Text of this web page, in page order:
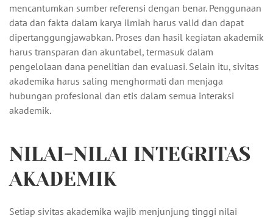
mencantumkan sumber referensi dengan benar. Penggunaan
data dan fakta dalam karya ilmiah harus valid dan dapat
dipertanggungjawabkan. Proses dan hasil kegiatan akademik
harus transparan dan akuntabel, termasuk dalam
pengelolaan dana penelitian dan evaluasi. Selain itu, sivitas
akademika harus saling menghormati dan menjaga
hubungan profesional dan etis dalam semua interaksi
akademik.
NILAI-NILAI INTEGRITAS
AKADEMIK
Setiap sivitas akademika wajib menjunjung tinggi nilai